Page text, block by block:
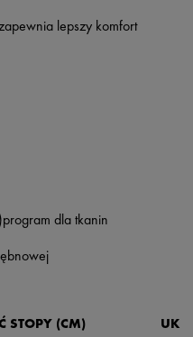
lepszy komfort
dla tkanin
STOPY (CM) UK